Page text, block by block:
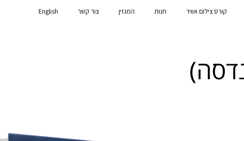
קורס צילום אוויר חנות המגזין צור קשר English